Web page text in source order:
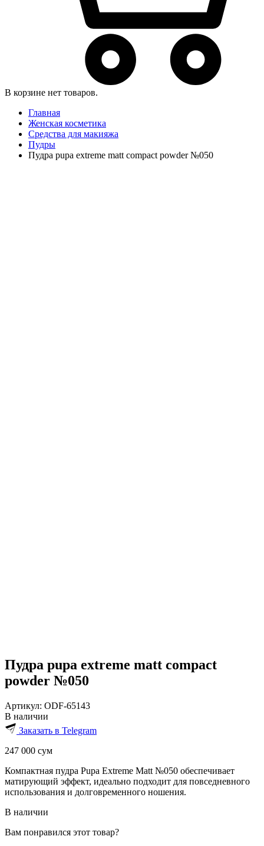
В корзине нет товаров.
Главная
Женская косметика
Средства для макияжа
Пудры
Пудра pupa extreme matt compact powder №050
Пудра pupa extreme matt compact
powder №050
Артикул: ODF-65143
В наличии
Заказать в Telegram
247 000 сум
Компактная пудра Pupa Extreme Matt №050 обеспечивает
матирующий эффект, идеально подходит для повседневного
использования и долговременного ношения.
В наличии
Вам понравился этот товар?